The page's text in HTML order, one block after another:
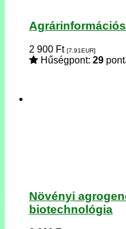
2 900 Ft [7.91EUR]
Hűségpont: 29 pont
Növényi
biotechnológia